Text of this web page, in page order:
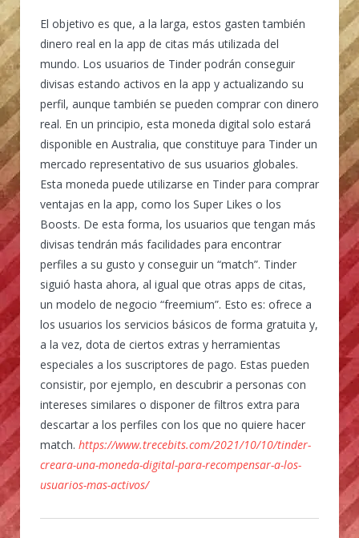
El objetivo es que, a la larga, estos gasten también
dinero real en la app de citas más utilizada del
mundo. Los usuarios de Tinder podrán conseguir
divisas estando activos en la app y actualizando su
perfil, aunque también se pueden comprar con dinero
real. En un principio, esta moneda digital solo estará
disponible en Australia, que constituye para Tinder un
mercado representativo de sus usuarios globales.
Esta moneda puede utilizarse en Tinder para comprar
ventajas en la app, como los Super Likes o los
Boosts. De esta forma, los usuarios que tengan más
divisas tendrán más facilidades para encontrar
perfiles a su gusto y conseguir un “match”. Tinder
siguió hasta ahora, al igual que otras apps de citas,
un modelo de negocio “freemium”. Esto es: ofrece a
los usuarios los servicios básicos de forma gratuita y,
a la vez, dota de ciertos extras y herramientas
especiales a los suscriptores de pago. Estas pueden
consistir, por ejemplo, en descubrir a personas con
intereses similares o disponer de filtros extra para
descartar a los perfiles con los que no quiere hacer
match. https://www.trecebits.com/2021/10/10/tinder-
creara-una-moneda-digital-para-recompensar-a-los-
usuarios-mas-activos/